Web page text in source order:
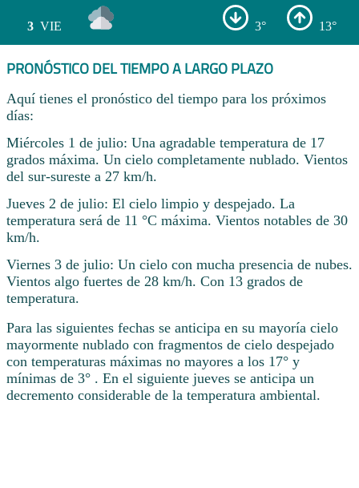
3 VIE 3° 13°
PRONÓSTICO DEL TIEMPO A LARGO PLAZO
Aquí tienes el pronóstico del tiempo para los próximos
días:
Miércoles 1 de julio: Una agradable temperatura de 17
grados máxima. Un cielo completamente nublado. Vientos
del sur-sureste a 27 km/h.
Jueves 2 de julio: El cielo limpio y despejado. La
temperatura será de 11 °C máxima. Vientos notables de 30
km/h.
Viernes 3 de julio: Un cielo con mucha presencia de nubes.
Vientos algo fuertes de 28 km/h. Con 13 grados de
temperatura.
Para las siguientes fechas se anticipa en su mayoría cielo
mayormente nublado con fragmentos de cielo despejado
con temperaturas máximas no mayores a los 17° y
mínimas de 3° . En el siguiente jueves se anticipa un
decremento considerable de la temperatura ambiental.